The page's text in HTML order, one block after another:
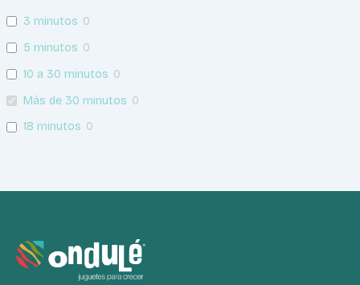
3 minutos 0
5 minutos 0
10 a 30 minutos 0
Más de 30 minutos 0
18 minutos 0
Facebook
Instagram
YouTube